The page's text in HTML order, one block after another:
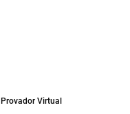
Provador Virtual